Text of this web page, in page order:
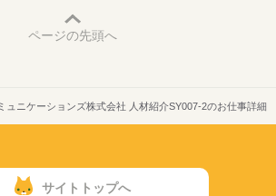
ページの先頭へ
ュニケーションズ株式会社 人材紹介SY007-2のお仕事詳細
サイトトップへ